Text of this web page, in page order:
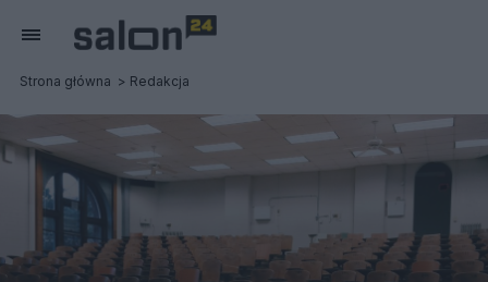
Strona główna Redakcja